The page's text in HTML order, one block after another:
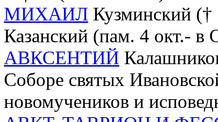
МИХАИЛ Кузминский
Казанский (пам. 4 окт.- в
АВКСЕНТИЙ
Соборе святых
новомучеников и